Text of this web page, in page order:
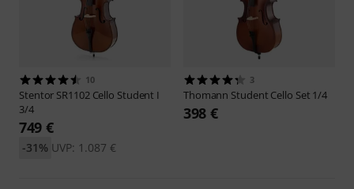
10
Stentor SR1102 Cello Student I
3/4
749 €
UVP: 1.087 €
-31%
3
Thomann Student Cello Set 1/4
398 €